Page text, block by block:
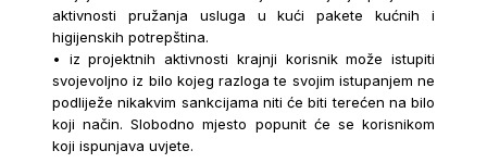
aktivnosti pružanja usluga u kući pakete kućnih i
higijenskih potrepština.
• iz projektnih aktivnosti krajnji korisnik može istupiti
svojevoljno iz bilo kojeg razloga te svojim istupanjem ne
podliježe nikakvim sankcijama niti će biti terećen na bilo
koji način. Slobodno mjesto popunit će se korisnikom
koji ispunjava uvjete.